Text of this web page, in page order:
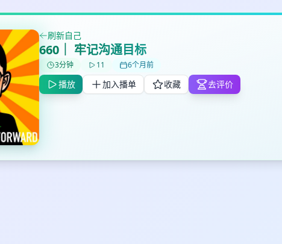
刷新自己
660｜ 牢记沟通目标
3分钟 11 6个月前
播放 加入播单 收藏 去评价
打分
鼠标下留人
见
删除确认
加入播单